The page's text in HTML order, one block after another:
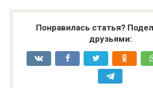
Понравилась статья?
друзьями: